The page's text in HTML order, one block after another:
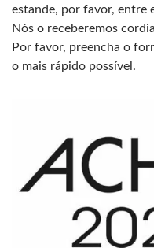
estande, por favor, entre
Nós o receberemos
Por favor, preencha o
o mais rápido possível.